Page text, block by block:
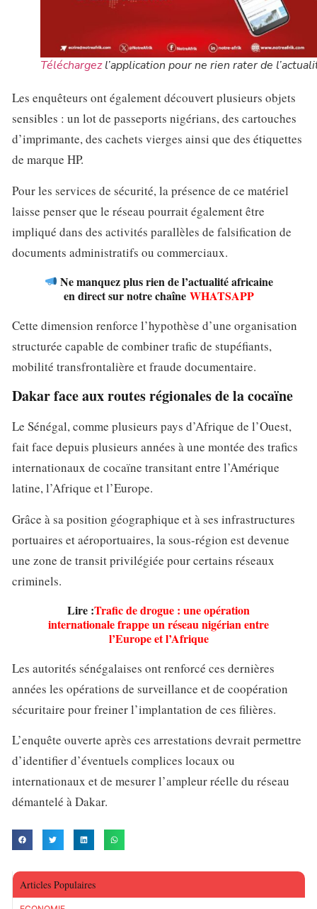
Téléchargezl’application pour ne rien rater de
Les enquêteurs ont également découvert plusieurs objets
sensibles : un lot de passeports nigérians, des cartouches
d’imprimante, des cachets vierges ainsi que des étiquettes
de marque HP.
Pour les services de sécurité, la présence de ce matériel
laisse penser que le réseau pourrait également être
impliqué dans des activités parallèles de falsification de
documents administratifs ou commerciaux.
Ne manquez plus rien de l’actualité africaine
en direct sur notre chaîne WHATSAPP
Cette dimension renforce l’hypothèse d’une organisation
structurée capable de combiner trafic de stupéfiants,
mobilité transfrontalière et fraude documentaire.
Dakar face aux routes régionales de la cocaïne
Le Sénégal, comme plusieurs pays d’Afrique de l’Ouest,
fait face depuis plusieurs années à une montée des trafics
internationaux de cocaïne transitant entre l’Amérique
latine, l’Afrique et l’Europe.
Grâce à sa position géographique et à ses infrastructures
portuaires et aéroportuaires, la sous-région est devenue
une zone de transit privilégiée pour certains réseaux
criminels.
Lire :Trafic de drogue : une opération
internationale frappe un réseau nigérian entre
l’Europe et l’Afrique
Les autorités sénégalaises ont renforcé ces dernières
années les opérations de surveillance et de coopération
sécuritaire pour freiner l’implantation de ces filières.
L’enquête ouverte après ces arrestations devrait permettre
d’identifier d’éventuels complices locaux ou
internationaux et de mesurer l’ampleur réelle du réseau
démantelé à Dakar.
Articles Populaires